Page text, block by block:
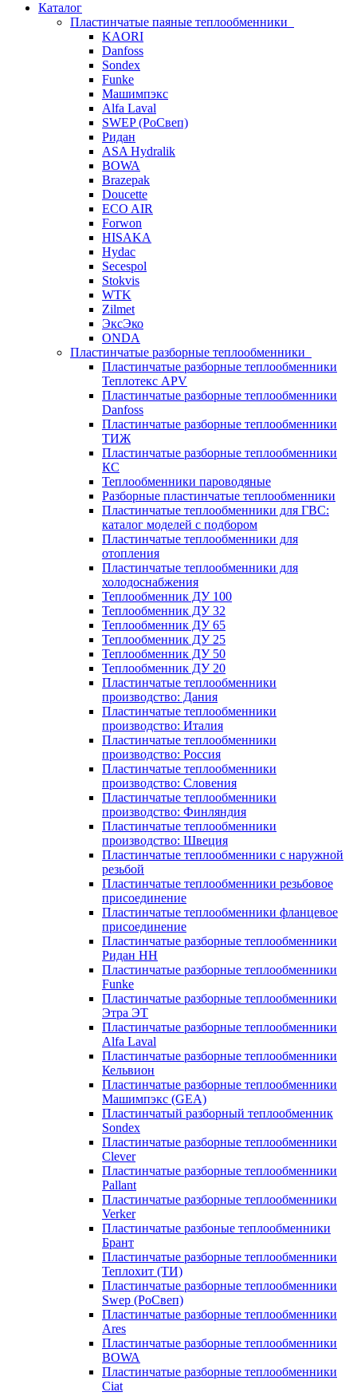
Каталог
Пластинчатые паяные теплообменники
KAORI
Danfoss
Sondex
Funke
Машимпэкс
Alfa Laval
SWEP (РоСвеп)
Ридан
ASA Hydralik
BOWA
Brazepak
Doucette
ECO AIR
Forwon
HISAKA
Hydac
Secespol
Stokvis
WTK
Zilmet
ЭксЭко
ONDA
Пластинчатые разборные теплообменники
Пластинчатые разборные теплообменники
Теплотекс APV
Пластинчатые разборные теплообменники
Danfoss
Пластинчатые разборные теплообменники
ТИЖ
Пластинчатые разборные теплообменники
КC
Теплообменники пароводяные
Разборные пластинчатые теплообменники
Пластинчатые теплообменники для ГВС:
каталог моделей с подбором
Пластинчатые теплообменники для
отопления
Пластинчатые теплообменники для
холодоснабжения
Теплообменник ДУ 100
Теплообменник ДУ 32
Теплообменник ДУ 65
Теплообменник ДУ 25
Теплообменник ДУ 50
Теплообменник ДУ 20
Пластинчатые теплообменники
производство: Дания
Пластинчатые теплообменники
производство: Италия
Пластинчатые теплообменники
производство: Россия
Пластинчатые теплообменники
производство: Словения
Пластинчатые теплообменники
производство: Финляндия
Пластинчатые теплообменники
производство: Швеция
Пластинчатые теплообменники с наружной
резьбой
Пластинчатые теплообменники резьбовое
присоединение
Пластинчатые теплообменники фланцевое
присоединение
Пластинчатые разборные теплообменники
Ридан НН
Пластинчатые разборные теплообменники
Funke
Пластинчатые разборные теплообменники
Этра ЭТ
Пластинчатые разборные теплообменники
Alfa Laval
Пластинчатые разборные теплообменники
Кельвион
Пластинчатые разборные теплообменники
Машимпэкс (GEA)
Пластинчатый разборный теплообменник
Sondex
Пластинчатые разборные теплообменники
Clever
Пластинчатые разборные теплообменники
Pallant
Пластинчатые разборные теплообменники
Verker
Пластинчатые разбоные теплообменники
Брант
Пластинчатые разборные теплообменники
Теплохит (ТИ)
Пластинчатые разборные теплообменники
Swep (РоСвеп)
Пластинчатые разборные теплообменники
Ares
Пластинчатые разборные теплообменники
BOWA
Пластинчатые разборные теплообменники
Ciat